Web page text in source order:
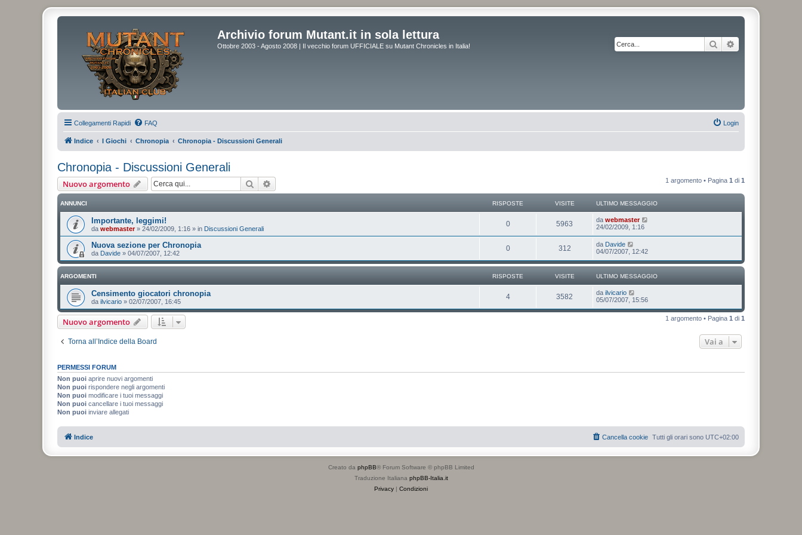
Archivio forum Mutant.it in sola lettura
Ottobre 2003 - Agosto 2008 | Il vecchio forum UFFICIALE su Mutant Chronicles in Italia! Cerca
Collegamenti Rapidi FAQ Login
Indice I Giochi Chronopia Chronopia - Discussioni Generali
Chronopia - Discussioni Generali
Nuovo argomento Cerca 1 argomento • Pagina 1 di 1
ANNUNCI RISPOSTE VISITE ULTIMO MESSAGGIO
Importante, leggimi!
da webmaster» 24/02/2009, 1:16 » in Discussioni Generali
0 5963 da webmaster
24/02/2009, 1:16
Nuova sezione per Chronopia
da Davide » 04/07/2007, 12:42
0 312 da Davide
04/07/2007, 12:42
ARGOMENTI RISPOSTE VISITE ULTIMO MESSAGGIO
Censimento giocatori chronopia
da ilvicario » 02/07/2007, 16:45
4 3582 da ilvicario
05/07/2007, 15:56
Nuovo argomento 1 argomento • Pagina 1 di 1
Torna all’Indice della Board Vai a
PERMESSI FORUM
Non puoi aprire nuovi argomenti
Non puoi rispondere negli argomenti
Non puoi modificare i tuoi messaggi
Non puoi cancellare i tuoi messaggi
Non puoi inviare allegati
Indice Tutti gli orari sono UTC+02:00
Cancella cookie
Creato da phpBB® Forum Software © phpBB Limited
Traduzione Italiana phpBB-Italia.it
Privacy | Condizioni